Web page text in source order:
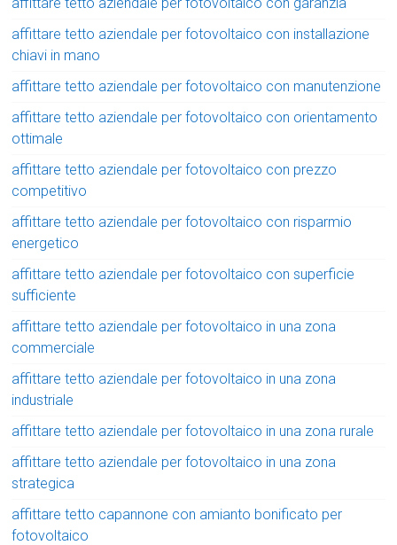
affittare tetto aziendale per fotovoltaico con installazione
chiavi in mano
affittare tetto aziendale per fotovoltaico con manutenzione
affittare tetto aziendale per fotovoltaico con orientamento
ottimale
affittare tetto aziendale per fotovoltaico con prezzo
competitivo
affittare tetto aziendale per fotovoltaico con risparmio
energetico
affittare tetto aziendale per fotovoltaico con superficie
sufficiente
affittare tetto aziendale per fotovoltaico in una zona
commerciale
affittare tetto aziendale per fotovoltaico in una zona
industriale
affittare tetto aziendale per fotovoltaico in una zona rurale
affittare tetto aziendale per fotovoltaico in una zona
strategica
affittare tetto capannone con amianto bonificato per
fotovoltaico